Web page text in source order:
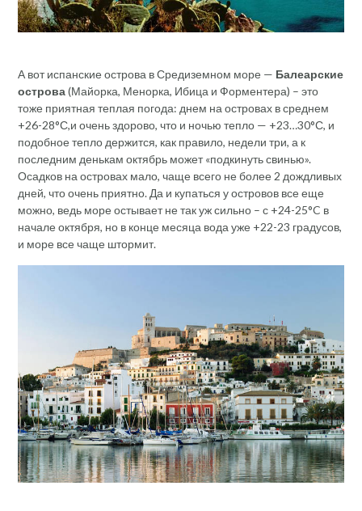
А вот испанские острова в Средиземном море — Балеарские
острова(Майорка, Менорка, Ибица и Форментера) – это
тоже приятная теплая погода: днем на островах в среднем
+26-28°С,и очень здорово, что и ночью тепло — +23…30°С, и
подобное тепло держится, как правило, недели три, а к
последним денькам октябрь может «подкинуть свинью».
Осадков на островах мало, чаще всего не более 2 дождливых
дней, что очень приятно. Да и купаться у островов все еще
можно, ведь море остывает не так уж сильно – с +24-25°C в
начале октября, но в конце месяца вода уже +22-23 градусов,
и море все чаще штормит.